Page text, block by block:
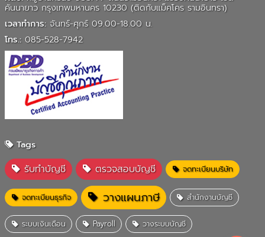
คันนายาว กรุงเทพมหานคร 10230 (ติดกับแม็คโคร รามอินทรา)
เวลาทำการ:จันทร์-ศุกร์ 09.00-18.00 น.
โทร.: 085-528-7942
Tags
รับทำบัญชี ตรวจสอบบัญชี จดทะเบียนบริษัท
จดทะเบียนธุรกิจ วางแผนภาษี สำนักงานบัญชี
ระบบเงินเดือน Payroll วางระบบบัญชี